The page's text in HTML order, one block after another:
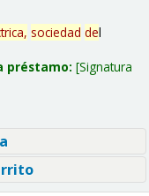
sociedad del
préstamo: Signatura